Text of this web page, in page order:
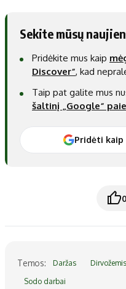
Sekite mūsų
Pridėkite mus kaip
Discover“, kad
Taip pat galite mus
šaltinį „Google“
Pridėti kaip
0
Temos: Daržas Dirvožemis
Sodo darbai